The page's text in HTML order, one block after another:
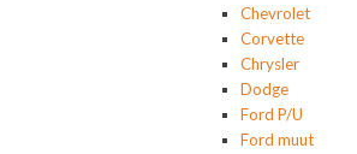
Chevrolet
Corvette
Chrysler
Dodge
Ford P/U
Ford muut